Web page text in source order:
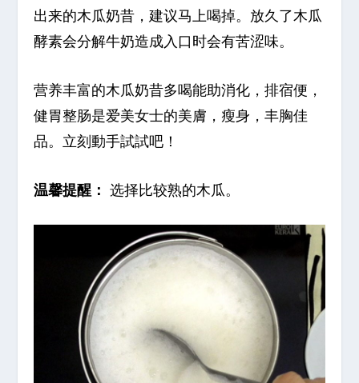
出来的木瓜奶昔，建议马上喝掉。放久了木瓜
酵素会分解牛奶造成入口时会有苦涩味。
营养丰富的木瓜奶昔多喝能助消化，排宿便，
健胃整肠是爱美女士的美膚，瘦身，丰胸佳
品。立刻動手試試吧！
温馨提醒： 选择比较熟的木瓜。